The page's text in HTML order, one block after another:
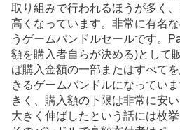
取り組みで行われるほうが多く
高くなっています。非常に有名
うゲームバンドルセールです。
額を購入者自らが決める)として
ば購入金額の一部またはすべて
きるゲームバンドルになってい
きく、購入額の下限は非常に安
大きく伸ばしたという話には枚